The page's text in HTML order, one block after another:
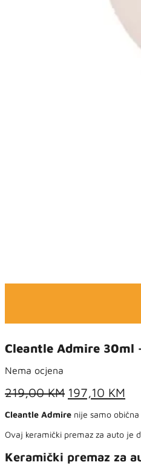
Cleantle Admire 30ml
Nema ocjena
219,00KM Original
was:
219,00 KM.
197,10 KM
is:
Cleantle Admire nije samo
Ovaj keramički premaz za auto je
Keramički premaz za